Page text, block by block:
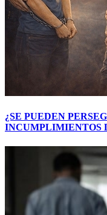
¿SE PUEDEN
INCUMPLIMIENTOS